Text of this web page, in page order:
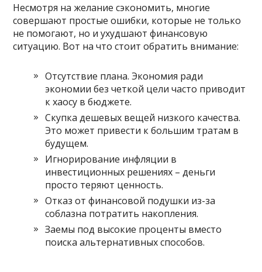
Несмотря на желание сэкономить, многие
совершают простые ошибки, которые не только
не помогают, но и ухудшают финансовую
ситуацию. Вот на что стоит обратить внимание:
Отсутствие плана. Экономия ради
экономии без четкой цели часто приводит
к хаосу в бюджете.
Скупка дешевых вещей низкого качества.
Это может привести к большим тратам в
будущем.
Игнорирование инфляции в
инвестиционных решениях – деньги
просто теряют ценность.
Отказ от финансовой подушки из-за
соблазна потратить накопления.
Заемы под высокие проценты вместо
поиска альтернативных способов.